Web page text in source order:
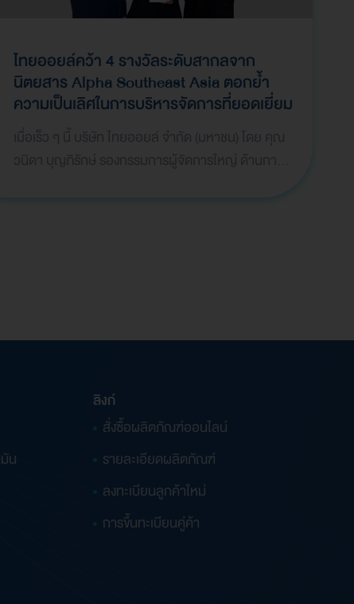
ไทยออยล์คว้า 4 รางวัลระดับสากลจาก
นิตยสาร Alpha Southeast Asia ตอกย้ำ
ความเป็นเลิศในการบริหารจัดการที่ยอดเยี่ยม
น
ลิงก์
สั่งซื้อผลิตภัณฑ์ออนไลน์
รายละเอียดผลิตภัณฑ์
ลงทะเบียนลูกค้าใหม่
การขึ้นทะเบียนคู่ค้า